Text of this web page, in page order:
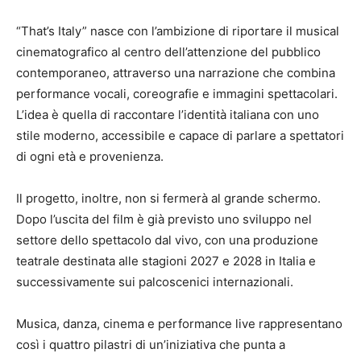
“That’s Italy” nasce con l’ambizione di riportare il musical
cinematografico al centro dell’attenzione del pubblico
contemporaneo, attraverso una narrazione che combina
performance vocali, coreografie e immagini spettacolari.
L’idea è quella di raccontare l’identità italiana con uno
stile moderno, accessibile e capace di parlare a spettatori
di ogni età e provenienza.
Il progetto, inoltre, non si fermerà al grande schermo.
Dopo l’uscita del film è già previsto uno sviluppo nel
settore dello spettacolo dal vivo, con una produzione
teatrale destinata alle stagioni 2027 e 2028 in Italia e
successivamente sui palcoscenici internazionali.
Musica, danza, cinema e performance live rappresentano
così i quattro pilastri di un’iniziativa che punta a